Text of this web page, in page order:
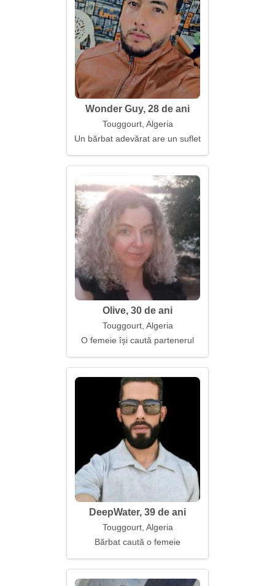
Wonder Guy, 28 de ani
Touggourt, Algeria
Un bărbat adevărat are un suflet deschis
Olive, 30 de ani
Touggourt, Algeria
O femeie își caută partenerul
DeepWater, 39 de ani
Touggourt, Algeria
Bărbat caută o femeie